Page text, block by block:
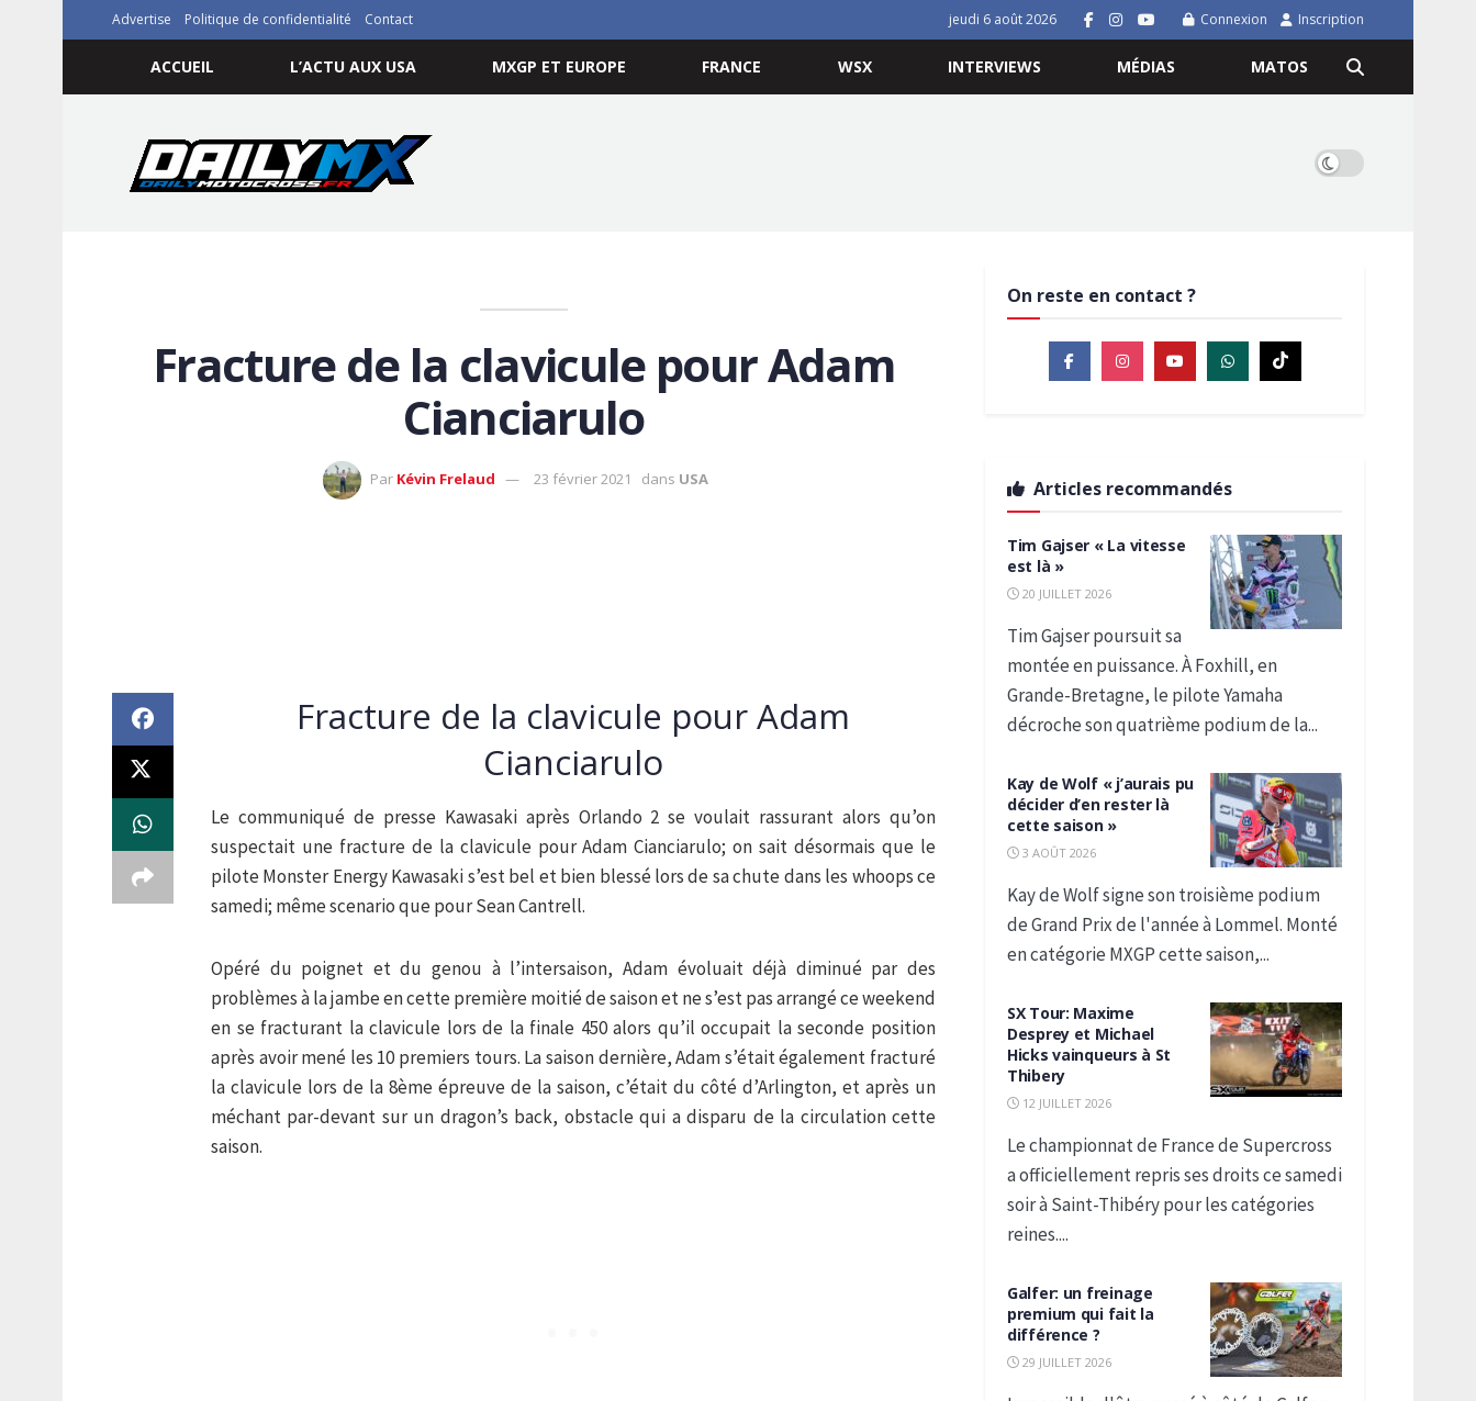
Advertise Politique de confidentialité Contact jeudi 6 août 2026 Connexion Inscription
ACCUEIL L’ACTU AUX USA MXGP ET EUROPE FRANCE WSX INTERVIEWS MÉDIAS MATOS
Fracture de la clavicule pour Adam
Cianciarulo
Par Kévin Frelaud 23 février 2021 dans USA
Fracture de la clavicule pour Adam
Cianciarulo
Le communiqué de presse Kawasaki après Orlando 2 se voulait rassurant alors qu’on
suspectait une fracture de la clavicule pour Adam Cianciarulo; on sait désormais que le
pilote Monster Energy Kawasaki s’est bel et bien blessé lors de sa chute dans les whoops ce
samedi; même scenario que pour Sean Cantrell.
Opéré du poignet et du genou à l’intersaison, Adam évoluait déjà diminué par des
problèmes à la jambe en cette première moitié de saison et ne s’est pas arrangé ce weekend
en se fracturant la clavicule lors de la finale 450 alors qu’il occupait la seconde position
après avoir mené les 10 premiers tours. La saison dernière, Adam s’était également fracturé
la clavicule lors de la 8ème épreuve de la saison, c’était du côté d’Arlington, et après un
méchant par-devant sur un dragon’s back, obstacle qui a disparu de la circulation cette
saison.
On reste en contact ?
Articles recommandés
Tim Gajser « La vitesse
est là »
20 JUILLET 2026
Tim Gajser poursuit sa
montée en puissance. À Foxhill, en
Grande-Bretagne, le pilote Yamaha
décroche son quatrième podium de la...
Kay de Wolf « j’aurais pu
décider d’en rester là
cette saison »
3 AOÛT 2026
Kay de Wolf signe son troisième podium
de Grand Prix de l'année à Lommel. Monté
en catégorie MXGP cette saison,...
SX Tour: Maxime
Desprey et Michael
Hicks vainqueurs à St
Thibery
12 JUILLET 2026
Le championnat de France de Supercross
a officiellement repris ses droits ce samedi
soir à Saint-Thibéry pour les catégories
reines....
Galfer: un freinage
premium qui fait la
différence ?
29 JUILLET 2026